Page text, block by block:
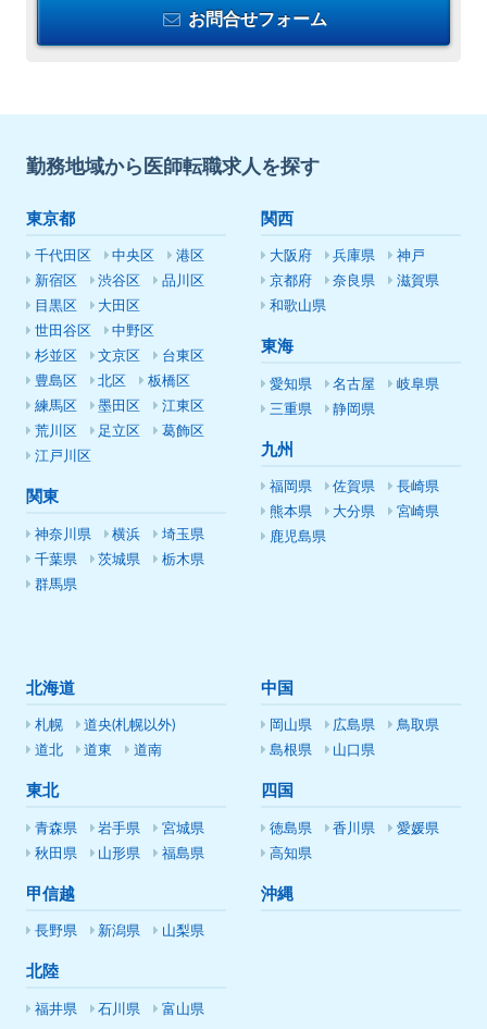
お問合せフォーム
勤務地域から医師転職求人を探す
東京都
千代田区 中央区
港区
新宿区
渋谷区
品川区
目黒区
大田区
世田谷区
中野区
杉並区
文京区
台東区
豊島区
北区
板橋区
練馬区
墨田区
江東区
荒川区
足立区
葛飾区
江戸川区
関東
神奈川県 横浜
埼玉県
千葉県
茨城県
栃木県
群馬県
関西
大阪府 兵庫県
神戸
京都府
奈良県
滋賀県
和歌山県
東海
愛知県 名古屋
岐阜県
三重県
静岡県
九州
福岡県 佐賀県
長崎県
熊本県
大分県
宮崎県
鹿児島県
北海道
札幌
道央(札幌以外)
道北
道東 道南
東北
青森県 岩手県
宮城県
秋田県
山形県 福島県
甲信越
長野県 新潟県 山梨県
北陸
福井県 石川県 富山県
中国
岡山県 広島県
鳥取県
島根県
山口県
四国
徳島県 香川県
愛媛県
高知県
沖縄